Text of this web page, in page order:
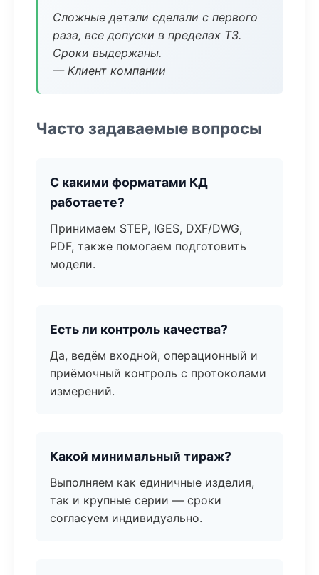
Сложные детали сделали с первого
раза, все допуски в пределах ТЗ.
Сроки выдержаны.
— Клиент компании
Часто задаваемые вопросы
С какими форматами КД
работаете?
Принимаем STEP, IGES, DXF/DWG,
PDF, также помогаем подготовить
модели.
Есть ли контроль качества?
Да, ведём входной, операционный и
приёмочный контроль с протоколами
измерений.
Какой минимальный тираж?
Выполняем как единичные изделия,
так и крупные серии — сроки
согласуем индивидуально.